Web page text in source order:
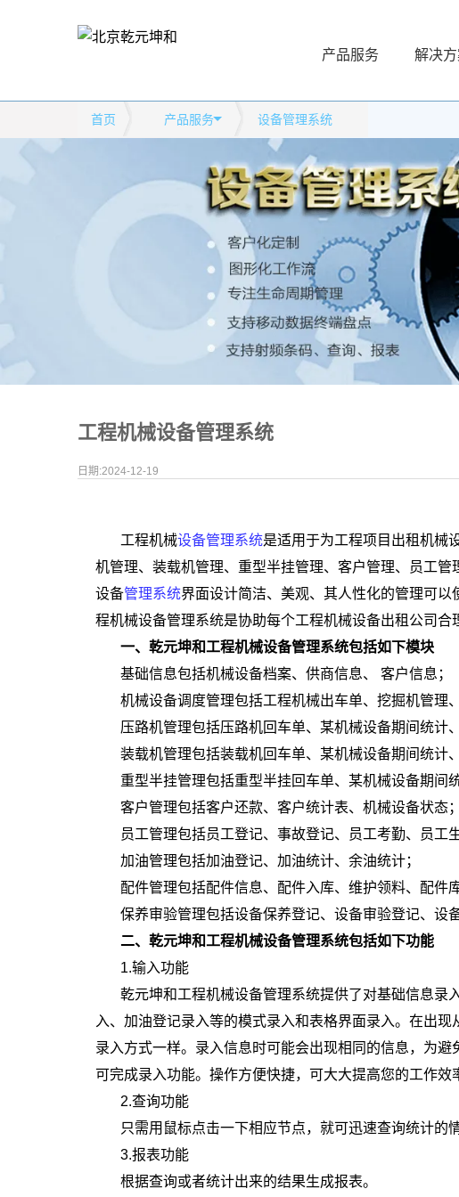
产品服务 解决
首页 产品服务 设备管理系统
工程机械设备管理系统
日期:2024-12-19
工程机械设备管理系统是适用于为工程项目出租机械
机管理、装载机管理、重型半挂管理、客户管理、员工
设备管理系统界面设计简洁、美观、其人性化的管理可
程机械设备管理系统是协助每个工程机械设备出租公司合
一、乾元坤和工程机械设备管理系统包括如下模块
基础信息包括机械设备档案、供商信息、 客户信息；
机械设备调度管理包括工程机械出车单、挖掘机管理
压路机管理包括压路机回车单、某机械设备期间统计
装载机管理包括装载机回车单、某机械设备期间统计
重型半挂管理包括重型半挂回车单、某机械设备期间
客户管理包括客户还款、客户统计表、机械设备状态；
员工管理包括员工登记、事故登记、员工考勤、员工
加油管理包括加油登记、加油统计、余油统计；
配件管理包括配件信息、配件入库、维护领料、配件
保养审验管理包括设备保养登记、设备审验登记、设
二、乾元坤和工程机械设备管理系统包括如下功能
1.输入功能
乾元坤和工程机械设备管理系统提供了对基础信息录
入、加油登记录入等的模式录入和表格界面录入。在出
录入方式一样。录入信息时可能会出现相同的信息，为
可完成录入功能。操作方便快捷，可大大提高您的工作效
2.查询功能
只需用鼠标点击一下相应节点，就可迅速查询统计的
3.报表功能
根据查询或者统计出来的结果生成报表。